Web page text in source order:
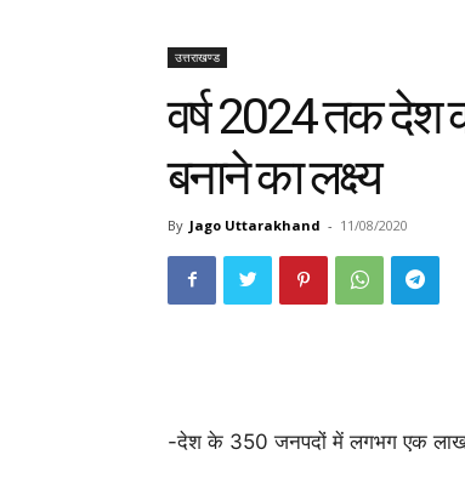
उत्तराखण्ड
वर्ष 2024 तक देश
बनाने का लक्ष्य
By Jago Uttarakhand - 11/08/2020
-देश के 350 जनपदों में लगभग एक लाख